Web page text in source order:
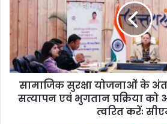
सामाजिक सुरक्षा योजनाओं के
सत्यापन एवं भुगतान प्रक्रिया
त्वरित करेंः